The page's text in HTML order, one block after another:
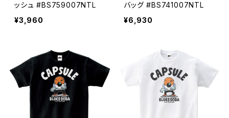
ッシュ #BS759007NTL
¥3,960
バッグ #BS741007NTL
¥6,930